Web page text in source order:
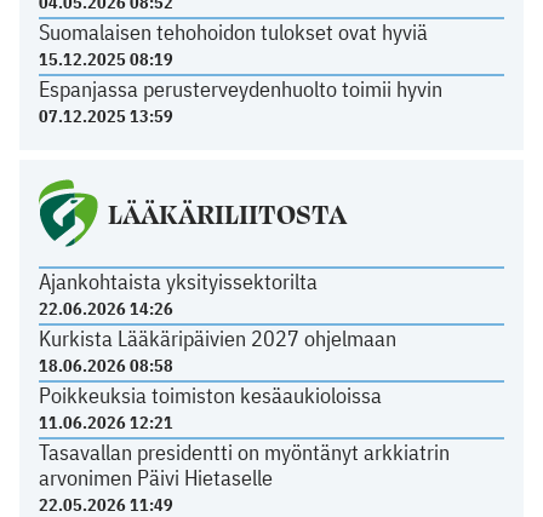
Suomalaisen tehohoidon tulokset ovat hyviä
15.12.2025 08:19
Espanjassa perusterveydenhuolto toimii hyvin
07.12.2025 13:59
LÄÄKÄRILIITOSTA
Ajankohtaista yksityissektorilta
22.06.2026 14:26
Kurkista Lääkäripäivien 2027 ohjelmaan
18.06.2026 08:58
Poikkeuksia toimiston kesäaukioloissa
11.06.2026 12:21
Tasavallan presidentti on myöntänyt arkkiatrin
arvonimen Päivi Hietaselle
22.05.2026 11:49